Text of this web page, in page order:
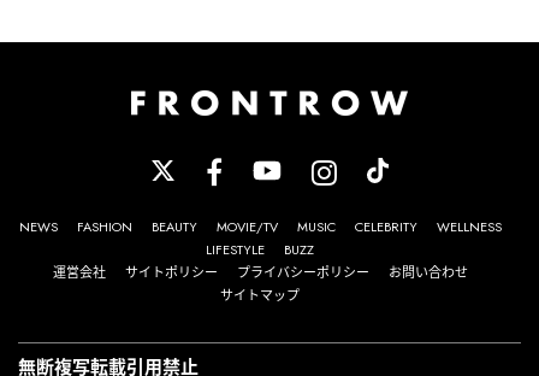
NEWS FASHION BEAUTY MOVIE/TV MUSIC CELEBRITY
WELLNESS
LIFESTYLE
BUZZ
運営会社
サイトポリシー プライバシーポリシー
お問い合わせ
サイトマップ
無断複写転載引用禁止